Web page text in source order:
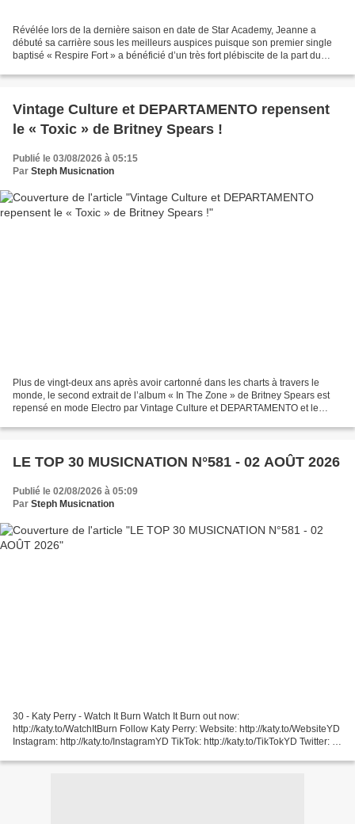
Révélée lors de la dernière saison en date de Star Academy, Jeanne a
débuté sa carrière sous les meilleurs auspices puisque son premier single
baptisé « Respire Fort » a bénéficié d’un très fort plébiscite de la part du
Vintage Culture et DEPARTAMENTO repensent
le « Toxic » de Britney Spears !
Publié le 03/08/2026 à 05:15
Par Steph Musicnation
Plus de vingt-deux ans après avoir cartonné dans les charts à travers le
monde, le second extrait de l’album « In The Zone » de Britney Spears est
repensé en mode Electro par Vintage Culture et DEPARTAMENTO et le
LE TOP 30 MUSICNATION N°581 - 02 AOÛT 2026
Publié le 02/08/2026 à 05:09
Par Steph Musicnation
30 - Katy Perry - Watch It Burn Watch It Burn out now:
http://katy.to/WatchItBurn Follow Katy Perry: Website: http://katy.to/WebsiteYD
Instagram: http://katy.to/InstagramYD TikTok: http://katy.to/TikTokYD Twitter: ...